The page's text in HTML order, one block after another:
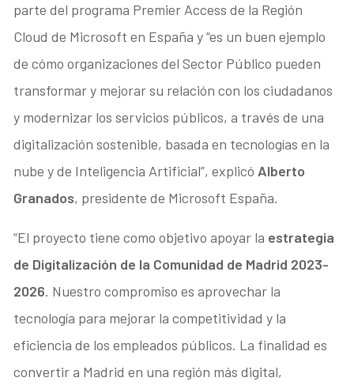
parte del programa Premier Access de la Región
Cloud de Microsoft en España y “es un buen ejemplo
de cómo organizaciones del Sector Público pueden
transformar y mejorar su relación con los ciudadanos
y modernizar los servicios públicos, a través de una
digitalización sostenible, basada en tecnologías en la
nube y de Inteligencia Artificial”, explicóAlberto
Granados, presidente de Microsoft España.
“El proyecto tiene como objetivo apoyar la estrategia
de Digitalización de la Comunidad de Madrid 2023-
2026. Nuestro compromiso es aprovechar la
tecnología para mejorar la competitividad y la
eficiencia de los empleados públicos. La finalidad es
convertir a Madrid en una región más digital,